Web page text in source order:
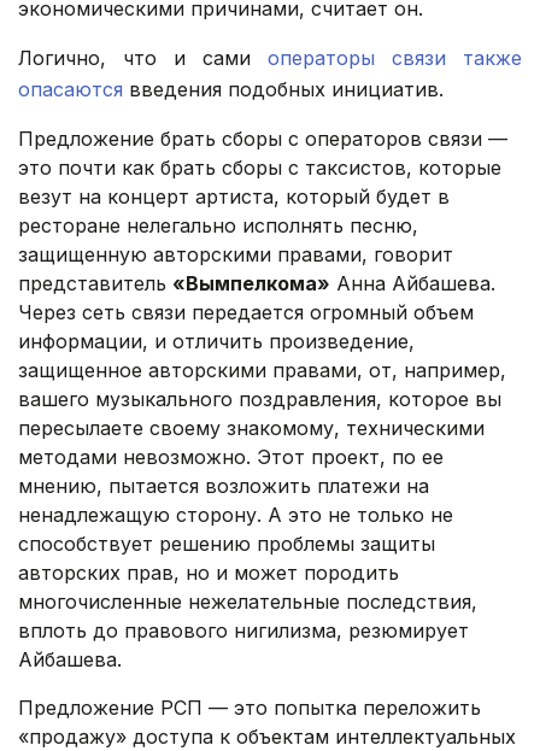
экономическими причинами, считает он.
Логично, что и сами операторы связи также
опасаются введения подобных инициатив.
Предложение брать сборы с операторов связи —
это почти как брать сборы с таксистов, которые
везут на концерт артиста, который будет в
ресторане нелегально исполнять песню,
защищенную авторскими правами, говорит
представитель «Вымпелкома» Анна Айбашева.
Через сеть связи передается огромный объем
информации, и отличить произведение,
защищенное авторскими правами, от, например,
вашего музыкального поздравления, которое вы
пересылаете своему знакомому, техническими
методами невозможно. Этот проект, по ее
мнению, пытается возложить платежи на
ненадлежащую сторону. А это не только не
способствует решению проблемы защиты
авторских прав, но и может породить
многочисленные нежелательные последствия,
вплоть до правового нигилизма, резюмирует
Айбашева.
Предложение РСП — это попытка переложить
«продажу» доступа к объектам интеллектуальных